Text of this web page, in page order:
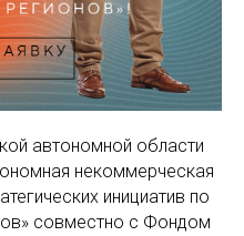
автономной области
некоммерческая
инициатив по
совместно с Фондом